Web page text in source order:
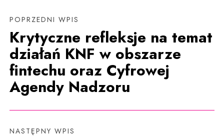
POPRZEDNI WPIS
Krytyczne refleksje na temat
działań KNF w obszarze
fintechu oraz Cyfrowej
Agendy Nadzoru
NASTĘPNY WPIS